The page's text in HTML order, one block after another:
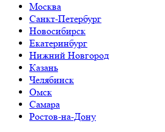
Москва
Санкт-Петербург
Новосибирск
Екатеринбург
Нижний Новгород
Казань
Челябинск
Омск
Самара
Ростов-на-Дону